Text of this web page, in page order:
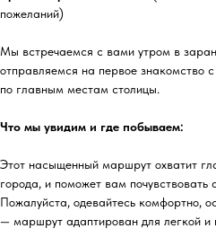
пожеланий)
Мы встречаемся с вами утром в
отправляемся на первое знакомство
по главным местам столицы.
Что мы увидим и где побываем:
Этот насыщенный маршрут охватит
города, и поможет вам
Пожалуйста, одевайтесь комфортно,
— маршрут адаптирован для легкой и